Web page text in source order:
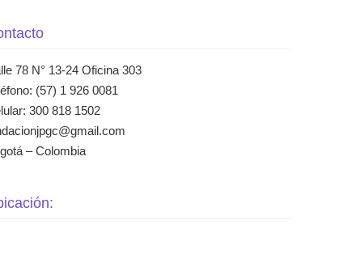
78 N° 13-24 Oficina 303
(57) 1 926 0081
300 818 1502
– Colombia